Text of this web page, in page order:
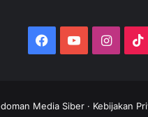
Facebook
YouTube
Media Siber · Kebijakan